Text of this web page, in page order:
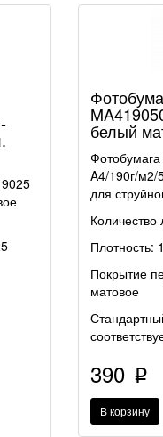
белый
A4/190г/
для
Количество
Плотность:
Покрытие
матовое
390 p
В корзину